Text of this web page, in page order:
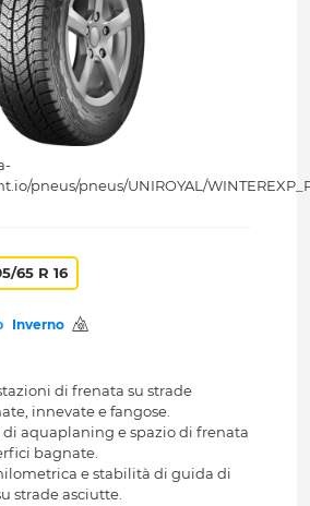
65 R 16
Inverno
di frenata su strade
innevate e fangose.
di aquaplaning e spazio di frenata
bagnate.
e stabilità di guida di
strade asciutte.